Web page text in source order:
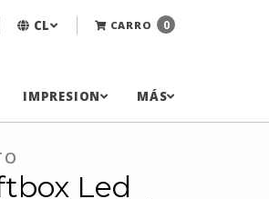
CL CARRO 0
IMPRESION MÁS
Led